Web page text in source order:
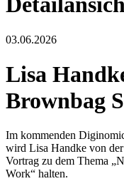
03.06.2026
Lisa
Brownbag
Im kommenden
wird Lisa Handke von
Vortrag zu dem Thema
Work“ halten.